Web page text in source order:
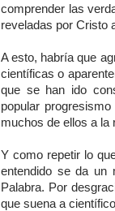
comprender las
reveladas por Cristo
A esto, habría que
científicas o
que se han ido
popular
muchos de ellos a la
Y como repetir lo
entendido se da un
Palabra. Por
que suena a